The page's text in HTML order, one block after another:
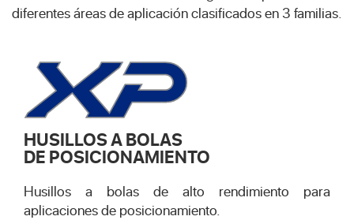
diferentes áreas de aplicación clasificados en 3 familias.
HUSILLOS A BOLAS
DE POSICIONAMIENTO
Husillos a bolas de alto rendimiento para
aplicaciones de posicionamiento.